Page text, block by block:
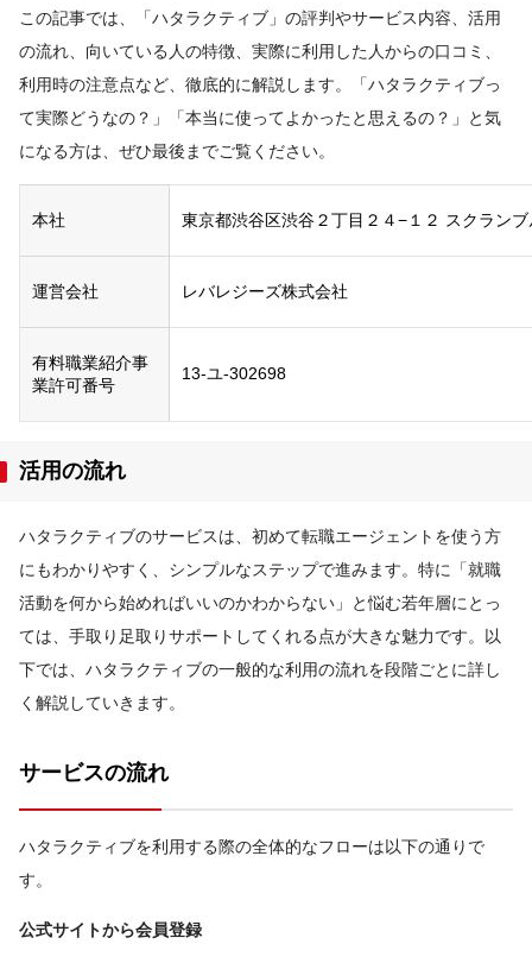
この記事では、「ハタラクティブ」の評判やサービス内容、活用
の流れ、向いている人の特徴、実際に利用した人からの口コミ、
利用時の注意点など、徹底的に解説します。「ハタラクティブっ
て実際どうなの？」「本当に使ってよかったと思えるの？」と気
になる方は、ぜひ最後までご覧ください。
本社 東京都渋谷区渋谷２丁目２４−１２ スクラン
運営会社 レバレジーズ株式会社
有料職業紹介事
業許可番号
13-ユ-302698
活用の流れ
ハタラクティブのサービスは、初めて転職エージェントを使う方
にもわかりやすく、シンプルなステップで進みます。特に「就職
活動を何から始めればいいのかわからない」と悩む若年層にとっ
ては、手取り足取りサポートしてくれる点が大きな魅力です。以
下では、ハタラクティブの一般的な利用の流れを段階ごとに詳し
く解説していきます。
サービスの流れ
ハタラクティブを利用する際の全体的なフローは以下の通りで
す。
公式サイトから会員登録